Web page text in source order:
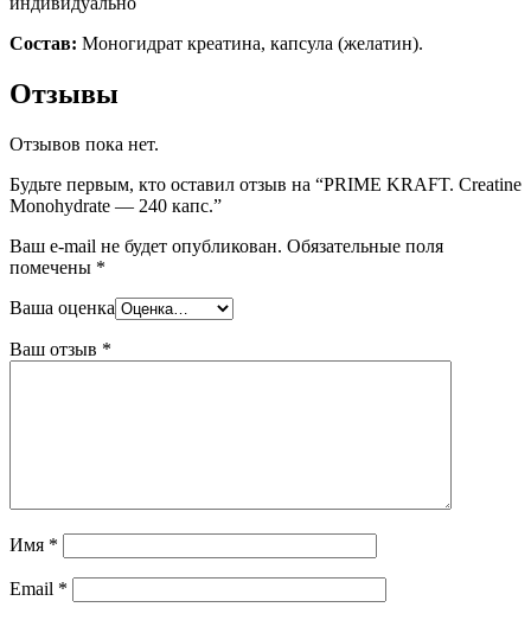
Состав: Моногидрат креатина, капсула (желатин).
Отзывы
Отзывов пока нет.
Будьте первым, кто оставил отзыв на “PRIME KRAFT. Creatine
Monohydrate — 240 капс.”
Ваш e-mail не будет опубликован. Обязательные поля
помечены *
Ваша оценка
Ваш отзыв *
Имя *
Email *